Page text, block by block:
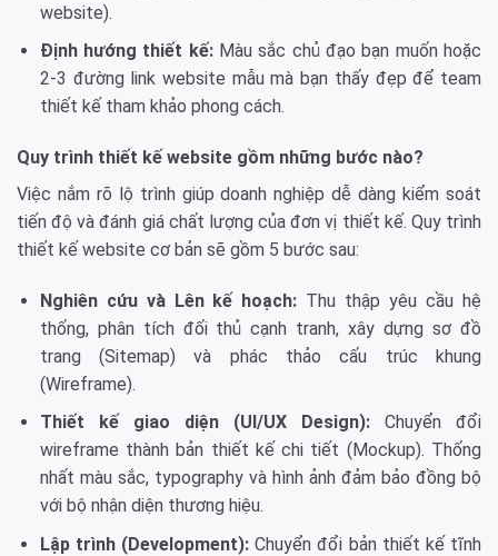
website).
Định hướng thiết kế:Màu sắc chủ đạo bạn muốn hoặc
2-3 đường link website mẫu mà bạn thấy đẹp để team
thiết kế tham khảo phong cách.
Quy trình thiết kế website gồm những bước nào?
Việc nắm rõ lộ trình giúp doanh nghiệp dễ dàng kiểm soát
tiến độ và đánh giá chất lượng của đơn vị thiết kế. Quy trình
thiết kế website cơ bản sẽ gồm 5 bước sau:
Nghiên cứu và Lên kế hoạch: Thu thập yêu cầu hệ
thống, phân tích đối thủ cạnh tranh, xây dựng sơ đồ
trang (Sitemap) và phác thảo cấu trúc khung
(Wireframe).
Thiết kế giao diện (UI/UX Design):Chuyển đổi
wireframe thành bản thiết kế chi tiết (Mockup). Thống
nhất màu sắc, typography và hình ảnh đảm bảo đồng bộ
với bộ nhận diện thương hiệu.
Lập trình (Development): Chuyển đổi bản thiết kế tĩnh